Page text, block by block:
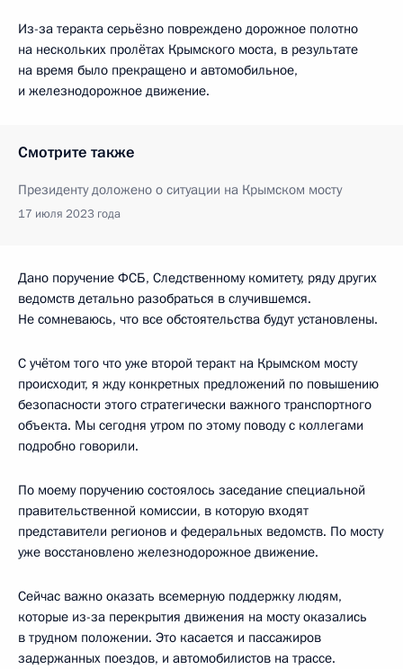
Из-за теракта серьёзно повреждено дорожное полотно
на нескольких пролётах Крымского моста, в результате
на время было прекращено и автомобильное,
и железнодорожное движение.
Смотрите также
Президенту доложено о ситуации на Крымском мосту
17 июля 2023 года
Дано поручение ФСБ, Следственному комитету, ряду других
ведомств детально разобраться в случившемся.
Не сомневаюсь, что все обстоятельства будут установлены.
С учётом того что уже второй теракт на Крымском мосту
происходит, я жду конкретных предложений по повышению
безопасности этого стратегически важного транспортного
объекта. Мы сегодня утром по этому поводу с коллегами
подробно говорили.
По моему поручению состоялось заседание специальной
правительственной комиссии, в которую входят
представители регионов и федеральных ведомств. По мосту
уже восстановлено железнодорожное движение.
Сейчас важно оказать всемерную поддержку людям,
которые из-за перекрытия движения на мосту оказались
в трудном положении. Это касается и пассажиров
задержанных поездов, и автомобилистов на трассе.